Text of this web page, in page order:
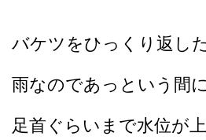
バケツをひっくり返し
雨なのであっという間に
足首ぐらいまで水位が